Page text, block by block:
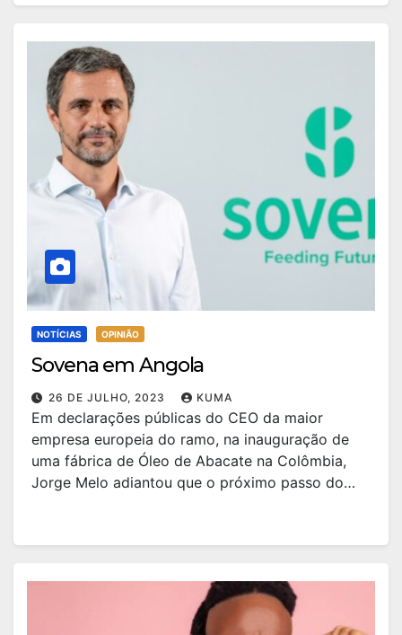
NOTÍCIAS OPINIÃO
Sovena em Angola
26 DE JULHO, 2023 KUMA
Em declarações públicas do CEO da maior
empresa europeia do ramo, na inauguração de
uma fábrica de Óleo de Abacate na Colômbia,
Jorge Melo adiantou que o próximo passo do…